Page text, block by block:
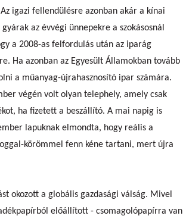
igazi fellendülésre azonban akár a kínai
az évvégi ünnepekre a szokásosnál
a 2008-as felfordulás után az iparág
Ha azonban az Egyesült Államokban tovább
a műanyag-újrahasznosító ipar számára.
végén volt olyan telephely, amely csak
ha fizetett a beszállító. A mai napig is
lapuknak elmondta, hogy reális a
körömmel fenn kéne tartani, mert újra
okozott a globális gazdasági válság. Mivel
előállított - csomagolópapírra van